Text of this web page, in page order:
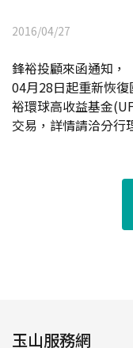
2016/04/27
鋒裕投顧來函通知，
04月28日起重新恢
裕環球高收益基金
交易，詳情請洽分行
玉山服務網